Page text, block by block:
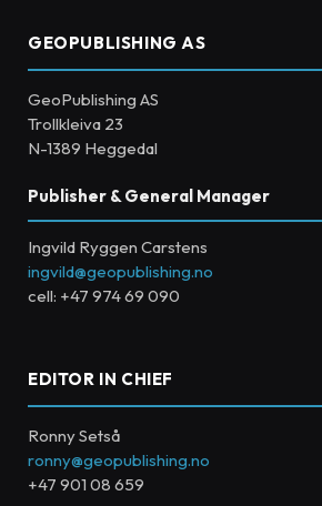
GEOPUBLISHING AS
GeoPublishing AS
Trollkleiva 23
N-1389 Heggedal
Publisher & General Manager
Ingvild Ryggen Carstens
ingvild@geopublishing.no
cell: +47 974 69 090
EDITOR IN CHIEF
Ronny Setså
ronny@geopublishing.no
+47 901 08 659